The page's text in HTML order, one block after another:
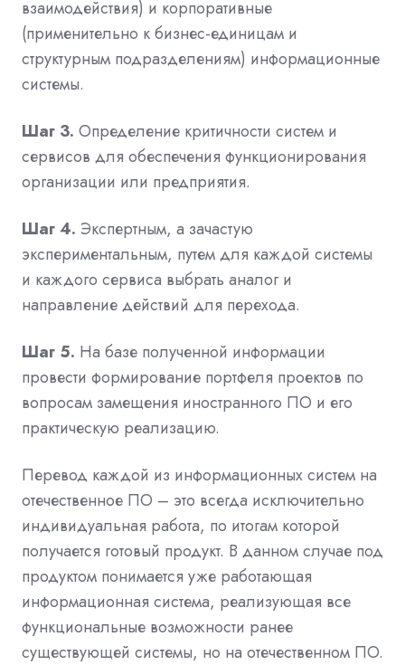
взаимодействия) и корпоративные
(применительно к бизнес-единицам и
структурным подразделениям) информационные
системы.
Шаг 3. Определение критичности систем и
сервисов для обеспечения функционирования
организации или предприятия.
Шаг 4. Экспертным, а зачастую
экспериментальным, путем для каждой системы
и каждого сервиса выбрать аналог и
направление действий для перехода.
Шаг 5. На базе полученной информации
провести формирование портфеля проектов по
вопросам замещения иностранного ПО и его
практическую реализацию.
Перевод каждой из информационных систем на
отечественное ПО – это всегда исключительно
индивидуальная работа, по итогам которой
получается готовый продукт. В данном случае под
продуктом понимается уже работающая
информационная система, реализующая все
функциональные возможности ранее
существующей системы, но на отечественном ПО.